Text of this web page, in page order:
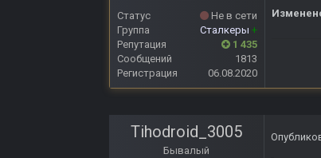
Статус
Не в сети
Группа
Сталкеры +
Репутация
1 435
Сообщений
1813
Регистрация
06.08.2020
Tihodroid_3005
Бывалый